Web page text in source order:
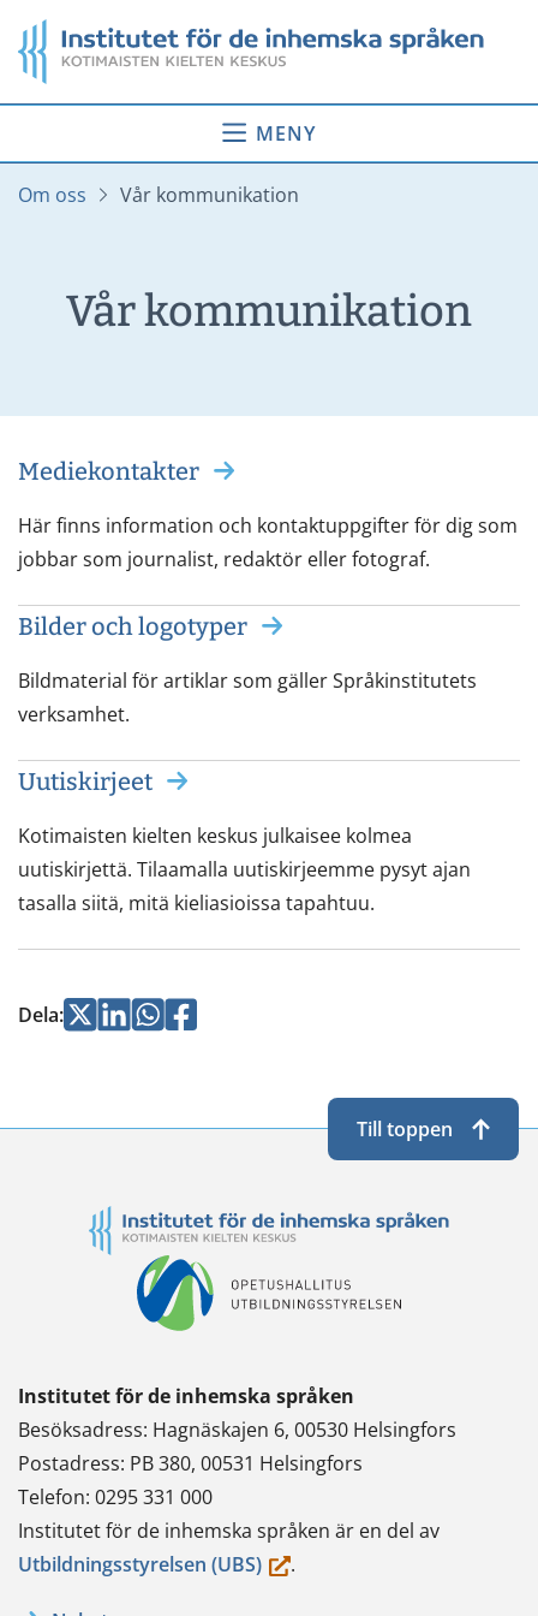
till
innehåll
Startsida
MENY
Om oss Vår kommunikation
Vår kommunikation
Mediekontakter
Här finns information och kontaktuppgifter för dig som
jobbar som journalist, redaktör eller fotograf.
Bilder och logotyper
Bildmaterial för artiklar som gäller Språkinstitutets
verksamhet.
Uutiskirjeet
Kotimaisten kielten keskus julkaisee kolmea
uutiskirjettä. Tilaamalla uutiskirjeemme pysyt ajan
tasalla siitä, mitä kieliasioissa tapahtuu.
Dela:Jaa Jaa Jaa
Jaa
Institutet för de inhemska språken
Besöksadress: Hagnäskajen 6, 00530 Helsingfors
Postadress: PB 380, 00531 Helsingfors
Telefon: 0295 331 000
Institutet för de inhemska språken är en del av
Utbildningsstyrelsen (UBS)(du.
Till toppen